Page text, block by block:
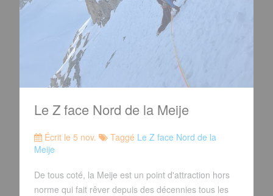
Le Z face Nord de la Meije
Écrit le 5 nov. Taggé Le Z face Nord de la
Meije
De tous coté, la Meije est un point d'attraction hors
norme qui fait rêver depuis des décennies tous les